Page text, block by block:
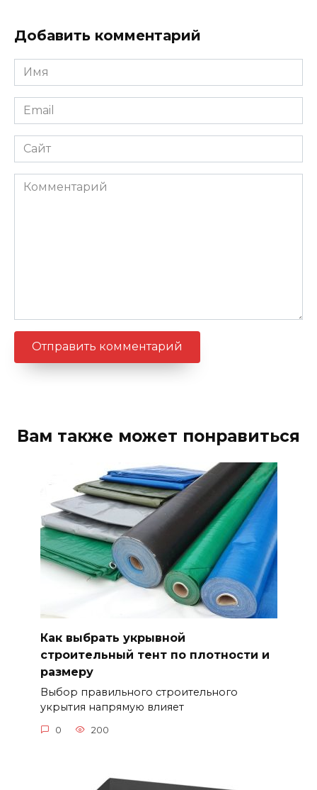
Добавить комментарий
Имя
*
Email
*
Сайт
Комментарий
Вам также может понравиться
Как выбрать укрывной
строительный тент по плотности и
размеру
Выбор правильного строительного
укрытия напрямую влияет
0 200